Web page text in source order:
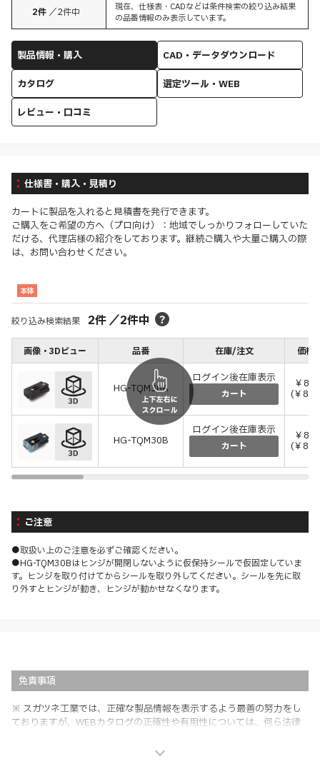
2件 ／2件中
現在、仕様表・CADなどは条件検索の絞り込み結果
の品番情報のみ表示しています。
製品情報・購入
CAD・データダウンロード
カタログ
選定ツール・WEB
レビュー・口コミ
仕様書・購入・見積り
カートに製品を入れると見積書を発行できます。
ご購入をご希望の方へ（プロ向け）：地域でしっかりフォローしていた
だける、代理店様の紹介をしております。継続ご購入や大量ご購入の際
は、お問い合わせください。
本体
絞り込み検索結果 2件／2件中
画像・3Dビュー 品番 在庫/注文 価格(
HG-TQM30A
ログイン後在庫表示
カート
￥
(￥
HG-TQM30B
ログイン後在庫表示
カート
￥
(￥
ご注意
●取扱い上のご注意を必ずご確認ください。
●HG-TQM30Bはヒンジが開閉しないように仮保持シールで仮固定していま
す。ヒンジを取り付けてからシールを取り外してください。シールを先に取
り外すとヒンジが動き、ヒンジが動かせなくなります。
免責事項
※ スガツネ工業では、正確な製品情報を表示するよう最善の努力をし
ておりますが、WEBカタログの正確性や有用性については、何ら法律